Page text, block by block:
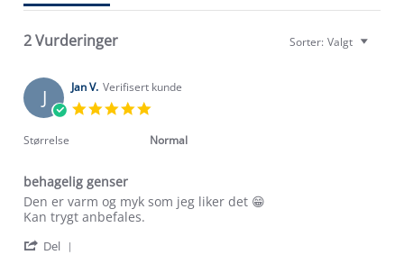
2 Vurderinger Sorter: Valgt
J Jan V. Verifisert kunde
rating
Størrelse Normal
behagelig genser
Review
by
V.
review
stating
genser
Den er varm og myk som jeg liker det 😁
Kan trygt anbefales.
Del